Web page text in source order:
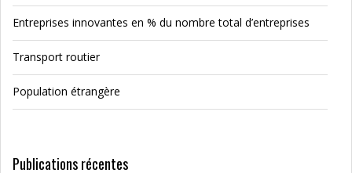
Entreprises innovantes en % du nombre total d’entreprises
Transport routier
Population étrangère
Publications récentes